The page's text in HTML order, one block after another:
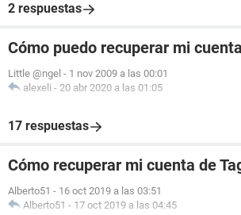
2 respuestas
Cómo puedo recuperar mi
Little @ngel - 1 nov 2009 a las 00:01
alexeli - 20 abr 2020 a las 01:05
17 respuestas
Cómo recuperar mi cuenta de
Alberto51 - 16 oct 2019 a las 03:51
Alberto51 - 17 oct 2019 a las 04:45